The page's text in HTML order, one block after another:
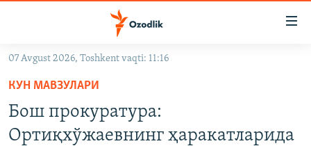
Асосий
навигацияга
ўтинг
Қидиришга
OZODARXIV
07 Avgust 2026, Toshkent vaqti: 11:16
КУН МАВЗУЛАРИ
Бош прокуратура:
Ортиқхўжаевнинг ҳаракатларида